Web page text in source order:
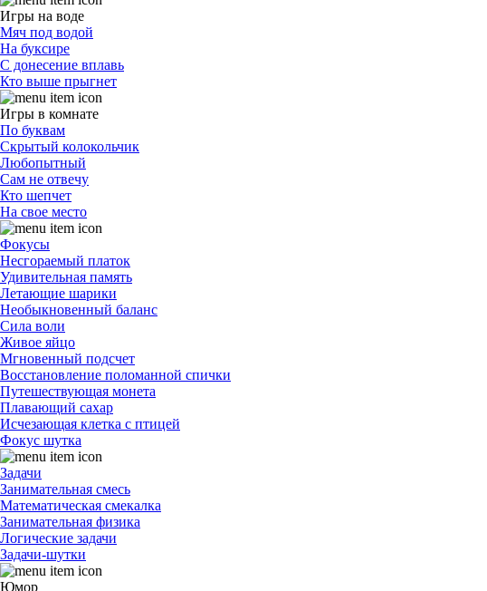
Игры на воде
Мяч под водой
На буксире
С донесение вплавь
Кто выше прыгнет
Игры в комнате
По буквам
Скрытый колокольчик
Любопытный
Сам не отвечу
Кто шепчет
На свое место
Фокусы
Несгораемый платок
Удивительная память
Летающие шарики
Необыкновенный баланс
Сила воли
Живое яйцо
Мгновенный подсчет
Восстановление поломанной спички
Путешествующая монета
Плавающий сахар
Исчезающая клетка с птицей
Фокус шутка
Задачи
Занимательная смесь
Математическая смекалка
Занимательная физика
Логические задачи
Задачи-шутки
Юмор